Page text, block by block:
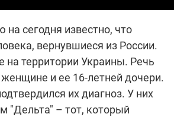
на сегодня известно, что
вернувшиеся из России.
на территории Украины. Речь
и ее 16-летней дочери.
их диагноз. У них
"Дельта" – тот, который